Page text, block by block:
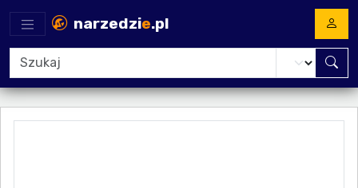
narzedzie.pl